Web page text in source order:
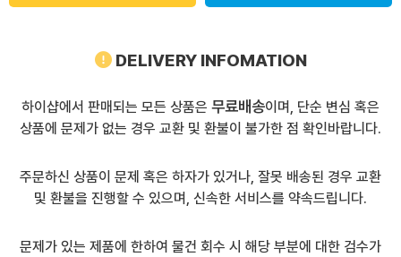
DELIVERY INFOMATION
하이샵에서 판매되는 모든 상품은 무료배송이며, 단순 변심 혹은
상품에 문제가 없는 경우 교환 및 환불이 불가한 점 확인바랍니다.
주문하신 상품이 문제 혹은 하자가 있거나, 잘못 배송된 경우 교환
및 환불을 진행할 수 있으며, 신속한 서비스를 약속드립니다.
문제가 있는 제품에 한하여 물건 회수 시 해당 부분에 대한 검수가